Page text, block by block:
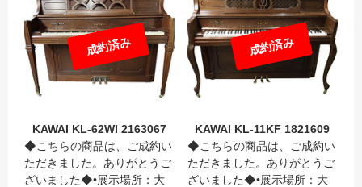
成約済み
KAWAI KL-62WI 2163067
◆こちらの商品は、ご成約い
ただきました。ありがとうご
ざいました◆•展示場所：大
成約済み
KAWAI KL-11KF 1821609
◆こちらの商品は、ご成約い
ただきました。ありがとうご
ざいました◆•展示場所：大